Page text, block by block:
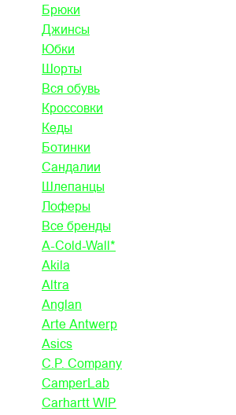
Брюки
Джинсы
Юбки
Шорты
Вся обувь
Кроссовки
Кеды
Ботинки
Сандалии
Шлепанцы
Лоферы
Все бренды
A-Cold-Wall*
Akila
Altra
Anglan
Arte Antwerp
Asics
C.P. Company
CamperLab
Carhartt WIP